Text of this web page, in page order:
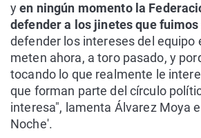
yen ningún momento la
defender a los jinetes que
defender los intereses del equipo
meten ahora, a toro pasado, y
tocando lo que realmente le
que forman parte del círculo
interesa", lamenta Álvarez Moya
Noche'.